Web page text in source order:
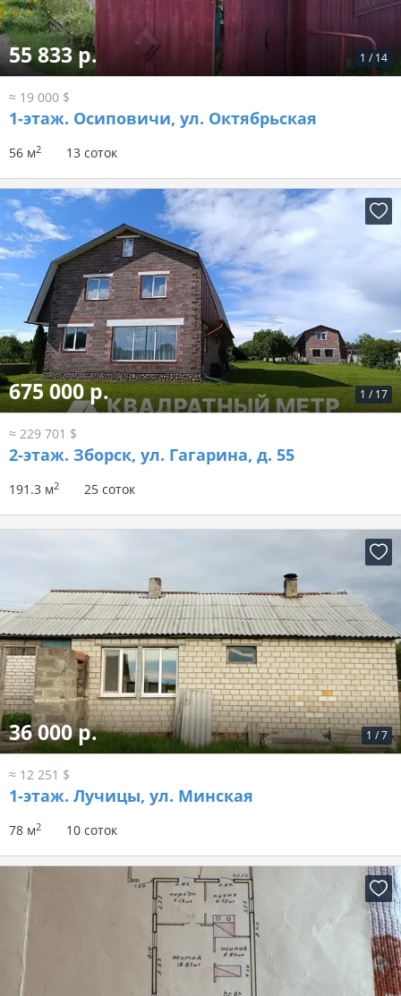
1 / 14
55 833 р.
≈ 19 000 $
1-этаж. Осиповичи, ул. Октябрьская
56 м2 13 соток
1 / 17
675 000 р.
≈ 229 701 $
2-этаж. Зборск, ул. Гагарина, д. 55
191.3 м2 25 соток
1 /7
36 000 р.
≈ 12 251 $
1-этаж. Лучицы, ул. Минская
78 м2 10 соток